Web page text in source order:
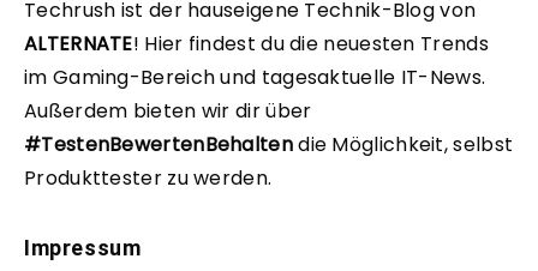
Techrush ist der hauseigene Technik-Blog von
ALTERNATE! Hier findest du die neuesten Trends
im Gaming-Bereich und tagesaktuelle IT-News.
Außerdem bieten wir dir über
#TestenBewertenBehaltendie Möglichkeit, selbst
Produkttester zu werden.
Impressum